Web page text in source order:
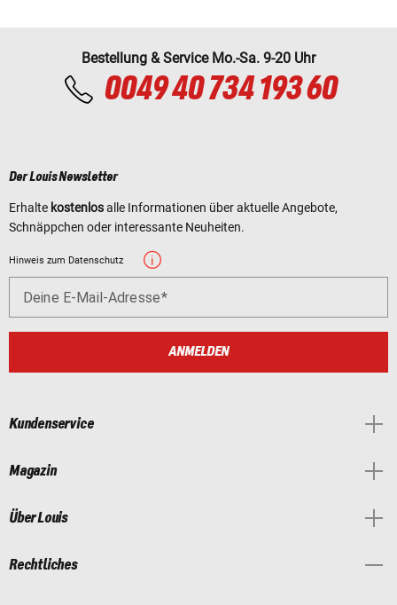
Bestellung & Service Mo.-Sa. 9-20 Uhr
0049 40 734 193 60
Der Louis Newsletter
Erhalte kostenlosalle Informationen über aktuelle Angebote,
Schnäppchen oder interessante Neuheiten.
Hinweis zum Datenschutz
Deine E-Mail-Adresse
ANMELDEN
Kundenservice
Magazin
Über Louis
Rechtliches